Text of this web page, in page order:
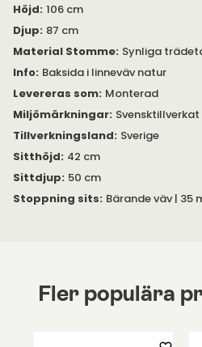
Höjd: 106 cm
Djup: 87 cm
Material Stomme: Synliga
Info: Baksida i linneväv natur
Levereras som: Monterad
Miljömärkningar: Svensktillverkat
Tillverkningsland: Sverige
Sitthöjd: 42 cm
Sittdjup: 50 cm
Stoppning sits: Bärande väv | 35
Fler populära